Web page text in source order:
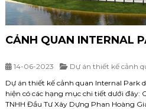
CẢNH QUAN INTERNAL
14-06-2023
Dự án thiết kế cảnh
Dự án thiết kế cảnh quan Internal Park
hiện có các hạng mục chi tiết dưới đây:
TNHH Đầu Tư Xây Dựng Phan Hoàng